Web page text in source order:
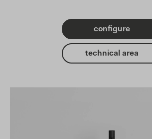
configure
technical area